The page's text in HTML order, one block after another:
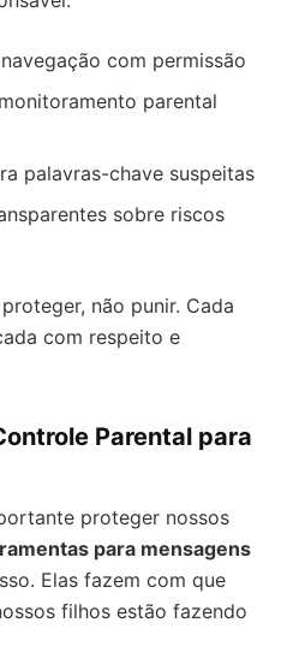
com permissão
parental
palavras-chave suspeitas
sobre riscos
não punir. Cada
com respeito e
Parental para
proteger nossos
para mensagens
Elas fazem com que
filhos estão fazendo